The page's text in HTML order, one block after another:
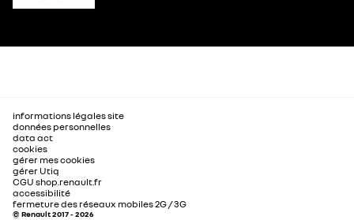
informations légales site
données personnelles
data act
cookies
gérer mes cookies
gérer Utiq
CGU shop.renault.fr
accessibilité
fermeture des réseaux mobiles 2G / 3G
© Renault 2017 - 2026